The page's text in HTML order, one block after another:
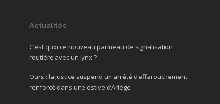
Actualités
C’est quoi ce nouveau panneau de signalisation
routière avec un lynx ?
Ours : la justice suspend un arrêté d’effarouchement
renforcé dans une estive d’Ariège